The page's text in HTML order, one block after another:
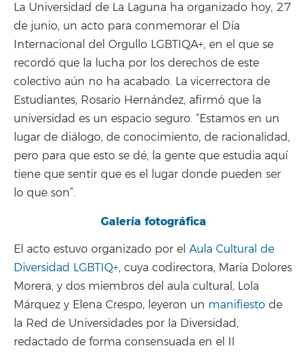
La Universidad de La Laguna ha organizado hoy, 27
de junio, un acto para conmemorar el Día
Internacional del Orgullo LGBTIQA+, en el que se
recordó que la lucha por los derechos de este
colectivo aún no ha acabado. La vicerrectora de
Estudiantes, Rosario Hernández, afirmó que la
universidad es un espacio seguro. “Estamos en un
lugar de diálogo, de conocimiento, de racionalidad,
pero para que esto se dé, la gente que estudia aquí
tiene que sentir que es el lugar donde pueden ser
lo que son”.
Galería fotográfica
El acto estuvo organizado por el Aula Cultural de
Diversidad LGBTIQ+, cuya codirectora, María Dolores
Morera, y dos miembros del aula cultural, Lola
Márquez y Elena Crespo, leyeron un manifiesto de
la Red de Universidades por la Diversidad,
redactado de forma consensuada en el II